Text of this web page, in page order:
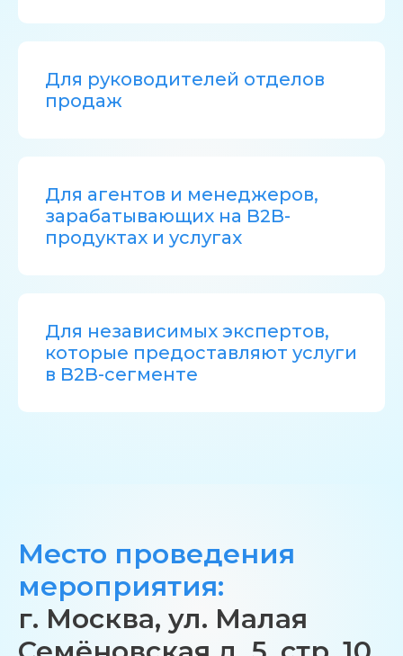
Для руководителей отделов
продаж
Для агентов и менеджеров,
зарабатывающих на B2B-
продуктах и услугах
Для независимых экспертов,
которые предоставляют услуги
в B2B-сегменте
Место проведения
мероприятия:
г. Москва, ул. Малая